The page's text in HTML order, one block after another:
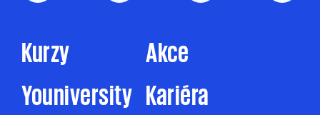
Kurzy
Akce
Youniversity Kariéra